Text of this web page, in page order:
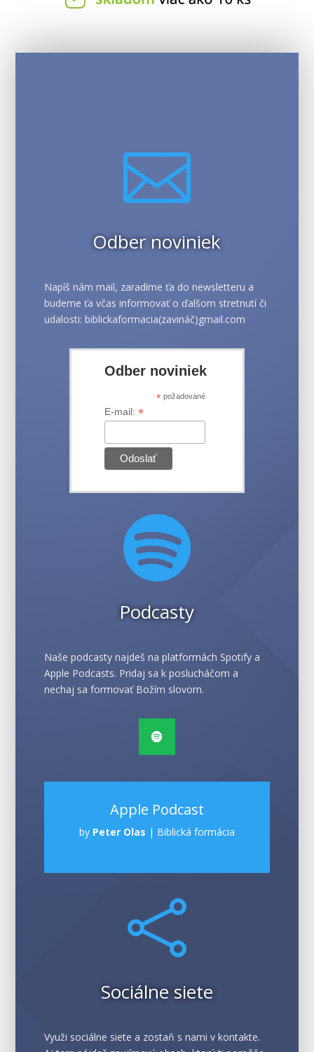

Odber noviniek
Napíš nám mail, zaradíme ťa do newsletteru a
budeme ťa včas informovať o ďalšom stretnutí či
udalosti: biblickaformacia(zavináč)gmail.com
Odber noviniek
*požadované
E-mail: *

Podcasty
Naše podcasty najdeš na platformách Spotify a
Apple Podcasts. Pridaj sa k poslucháčom a
nechaj sa formovať Božím slovom.
Apple Podcast
by Peter Olas | Biblická formácia

Sociálne siete
Využi sociálne siete a zostaň s nami v kontakte.